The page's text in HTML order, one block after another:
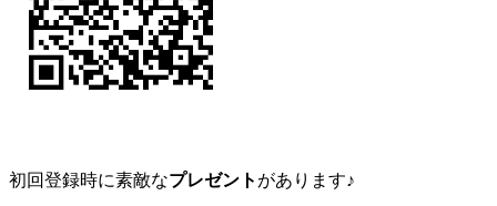
初回登録時に素敵なプレゼント があります♪